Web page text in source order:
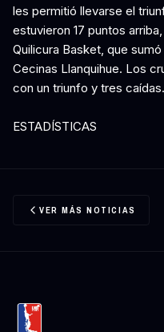
les permitió llevarse el
estuvieron 17 puntos
Quilicura Basket, que
Cecinas Llanquihue. Los
con un triunfo y tres caídas.
ESTADÍSTICAS
VER MÁS NOTICIAS